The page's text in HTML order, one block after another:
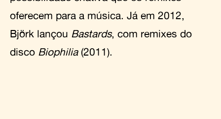
oferecem para a música. Já em 2012,
Björk lançou Bastards, com remixes do
disco Biophilia(2011).